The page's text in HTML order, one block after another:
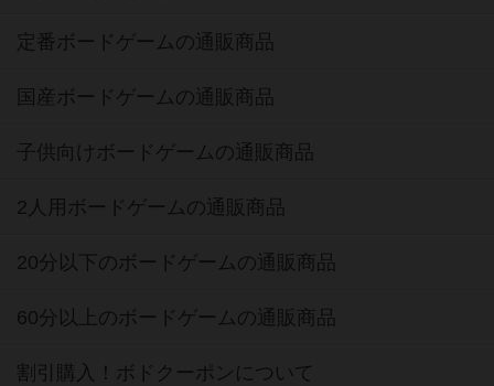
定番ボードゲームの通販商品
国産ボードゲームの通販商品
子供向けボードゲームの通販商品
2人用ボードゲームの通販商品
20分以下のボードゲームの通販商品
60分以上のボードゲームの通販商品
割引購入！ボドクーポンについて